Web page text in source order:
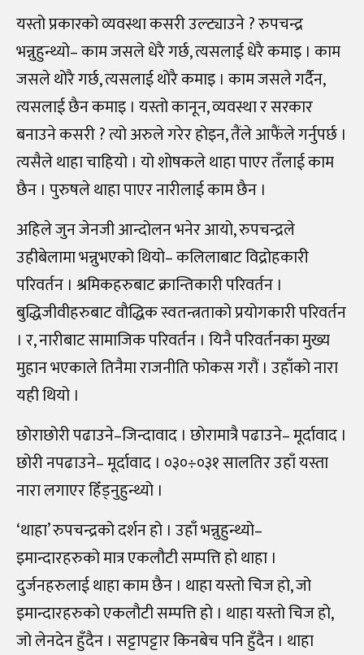
यस्तो प्रकारको व्यवस्था कसरी उल्ट्याउने ? रुपचन्द्र
भन्नुहुन्थ्यो– काम जसले धेरै गर्छ, त्यसलाई धेरै कमाइ । काम
जसले थोरै गर्छ, त्यसलाई थोरै कमाइ । काम जसले गर्दैन,
त्यसलाई छैन कमाइ । यस्तो कानून, व्यवस्था र सरकार
बनाउने कसरी ? त्यो अरुले गरेर होइन, तैंले आफैंले गर्नुपर्छ ।
त्यसैले थाहा चाहियो । यो शोषकले थाहा पाएर तँलाई काम
छैन । पुरुषले थाहा पाएर नारीलाई काम छैन ।
अहिले जुन जेनजी आन्दोलन भनेर आयो, रुपचन्द्रले
उहीबेलामा भन्नुभएको थियो– कलिलाबाट विद्रोहकारी
परिवर्तन । श्रमिकहरुबाट क्रान्तिकारी परिवर्तन ।
बुद्धिजीवीहरुबाट वौद्धिक स्वतन्त्रताको प्रयोगकारी परिवर्तन
। र, नारीबाट सामाजिक परिवर्तन । यिनै परिवर्तनका मुख्य
मुहान भएकाले तिनैमा राजनीति फोकस गरौं । उहाँको नारा
यही थियो ।
छोराछोरी पढाउने–जिन्दावाद । छोरामात्रै पढाउने– मूर्दावाद ।
छोरी नपढाउने– मूर्दावाद । ०३०÷०३१ सालतिर उहाँ यस्ता
नारा लगाएर हिँड्नुहुन्थ्यो ।
‘थाहा’ रुपचन्द्रको दर्शन हो । उहाँ भन्नुहुन्थ्यो–
इमान्दारहरुको मात्र एकलौटी सम्पत्ति हो थाहा ।
दुर्जनहरुलाई थाहा काम छैन । थाहा यस्तो चिज हो, जो
इमान्दारहरुको एकलौटी सम्पत्ति हो । थाहा यस्तो चिज हो,
जो लेनदेन हुँदैन । सट्टापट्टार किनबेच पनि हुँदैन । थाहा